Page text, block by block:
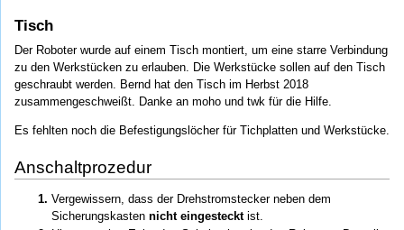
Tisch
Der Roboter wurde auf einem Tisch montiert, um eine starre Verbindung
zu den Werkstücken zu erlauben. Die Werkstücke sollen auf den Tisch
geschraubt werden. Bernd hat den Tisch im Herbst 2018
zusammengeschweißt. Danke an moho und twk für die Hilfe.
Es fehlten noch die Befestigungslöcher für Tichplatten und Werkstücke.
Anschaltprozedur
Vergewissern, dass der Drehstromstecker neben dem
Sicherungskasten nicht eingestecktist.